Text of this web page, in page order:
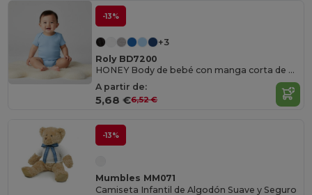
-13%
+3
Roly BD7200
HONEY Body de bebé con manga corta de punto liso
A partir de:
5,68 €6,52 €
-13%
Mumbles MM071
Camiseta Infantil de Algodón Suave y Seguro